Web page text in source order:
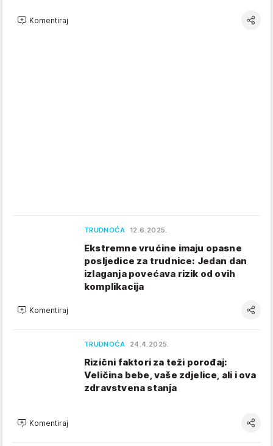
Komentiraj
TRUDNOĆA 12.6.2025.
Ekstremne vrućine imaju opasne
posljedice za trudnice: Jedan dan
izlaganja povećava rizik od ovih
komplikacija
Komentiraj
TRUDNOĆA 24.4.2025.
Rizični faktori za teži porođaj:
Veličina bebe, vaše zdjelice, ali i ova
zdravstvena stanja
Komentiraj